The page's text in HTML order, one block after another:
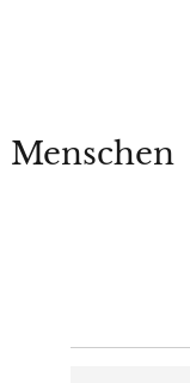
Menschen